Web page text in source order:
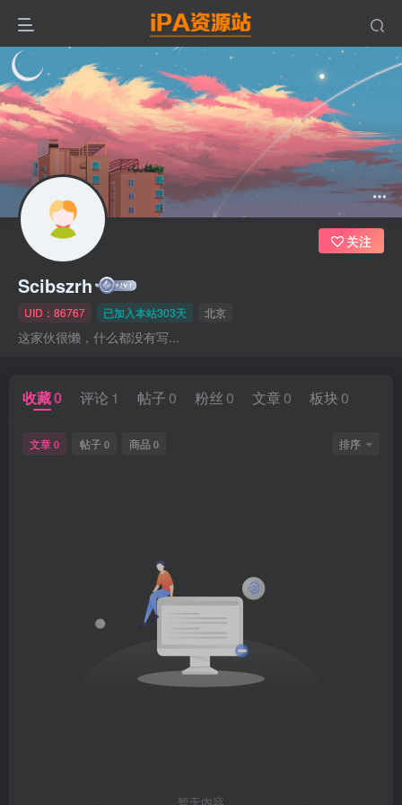
Scibszrh
UID：86767 已加入本站303天 北京
这家伙很懒，什么都没有写...
关注
收藏0 评论 1 帖子 0 粉丝 0 文章 0 板块 0
文章 0 帖子 0 商品 0 排序